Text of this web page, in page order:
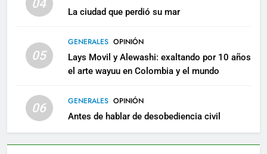
04
La ciudad que perdió su mar
05
GENERALES OPINIÓN
Lays Movil y Alewashi: exaltando por 10 años
el arte wayuu en Colombia y el mundo
06 GENERALES OPINIÓN
Antes de hablar de desobediencia civil